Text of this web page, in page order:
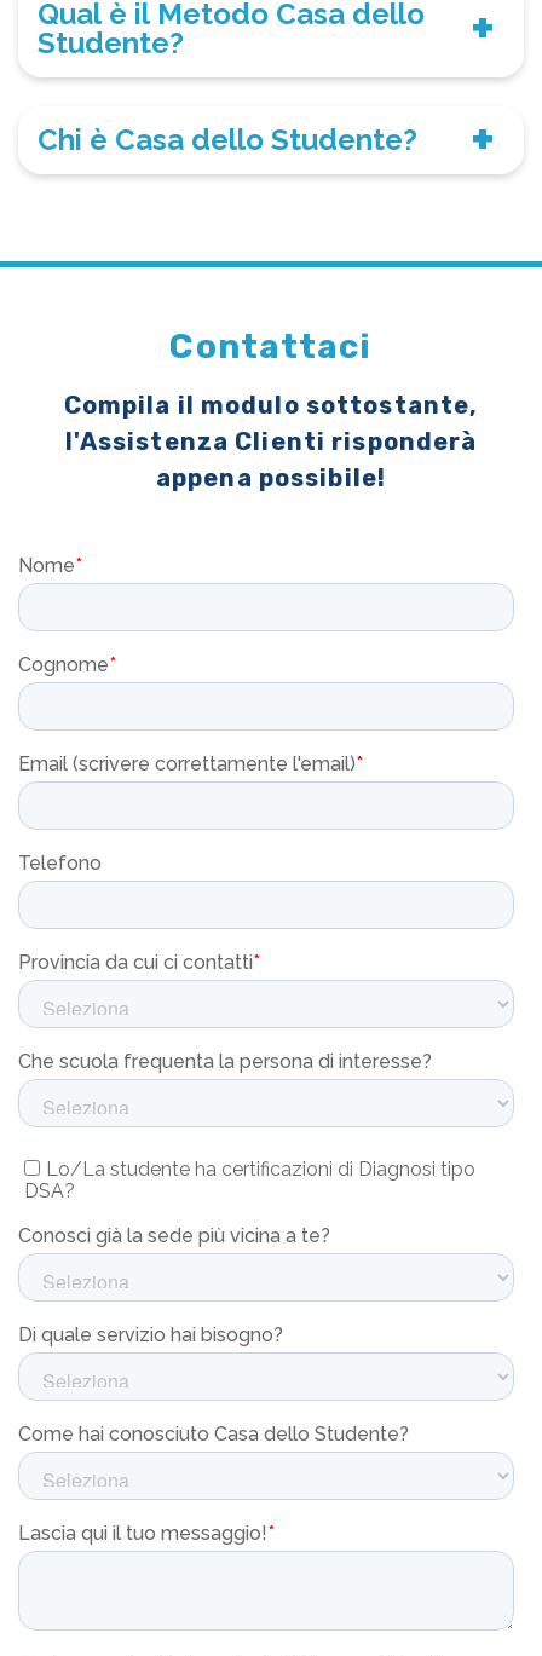
Qual è il Metodo Casa dello
Studente?
Chi è Casa dello Studente?
Contattaci
Compila il modulo sottostante,
l'Assistenza Clienti risponderà
appena possibile!